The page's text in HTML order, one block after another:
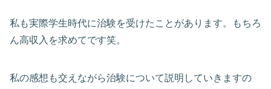
私も実際学生時代に治験を受けたことがあります。もちろ
ん高収入を求めてです笑。
私の感想も交えながら治験について説明していきますの